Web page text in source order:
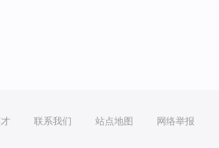
联系我们 站点地图 网络举报